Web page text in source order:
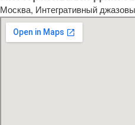
Москва, Интегративный